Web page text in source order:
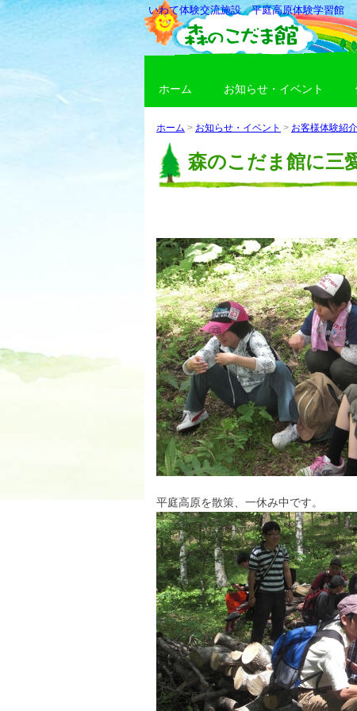
いわて体験交流施設 平庭高原体験学習館
ホーム お知らせ・イベント
ホーム > お知らせ・イベント > お客様体験紹介
森のこだま館に三
平庭高原を散策、一休み中です。